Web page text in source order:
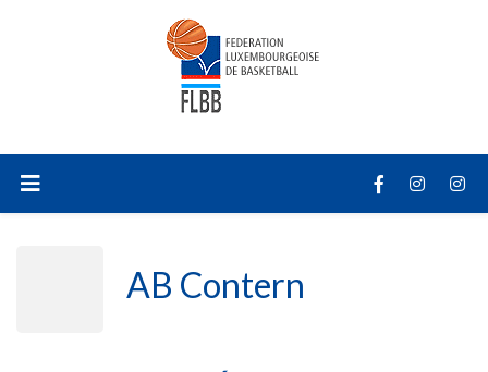
AB Contern